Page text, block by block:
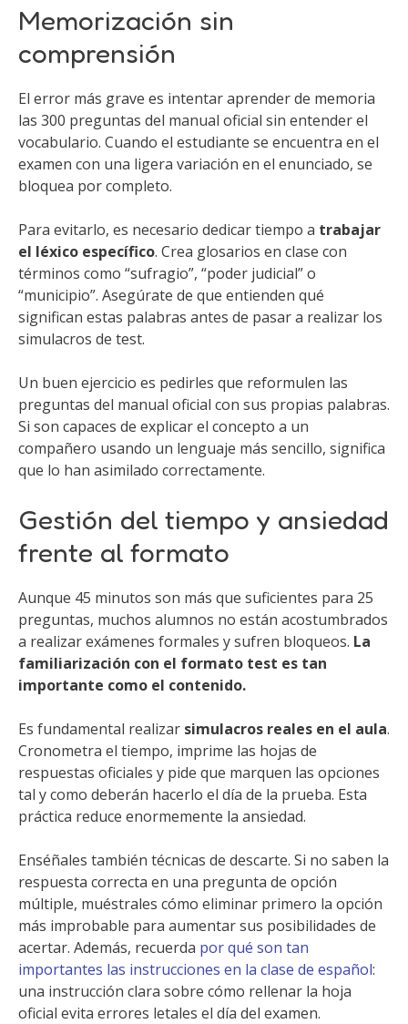
Memorización sin
comprensión
El error más grave es intentar aprender de memoria
las 300 preguntas del manual oficial sin entender el
vocabulario. Cuando el estudiante se encuentra en el
examen con una ligera variación en el enunciado, se
bloquea por completo.
Para evitarlo, es necesario dedicar tiempo a trabajar
el léxico específico. Crea glosarios en clase con
términos como “sufragio”, “poder judicial” o
“municipio”. Asegúrate de que entienden qué
significan estas palabras antes de pasar a realizar los
simulacros de test.
Un buen ejercicio es pedirles que reformulen las
preguntas del manual oficial con sus propias palabras.
Si son capaces de explicar el concepto a un
compañero usando un lenguaje más sencillo, significa
que lo han asimilado correctamente.
Gestión del tiempo y ansiedad
frente al formato
Aunque 45 minutos son más que suficientes para 25
preguntas, muchos alumnos no están acostumbrados
a realizar exámenes formales y sufren bloqueos. La
familiarización con el formato test es tan
importante como el contenido.
Es fundamental realizar simulacros reales en el aula.
Cronometra el tiempo, imprime las hojas de
respuestas oficiales y pide que marquen las opciones
tal y como deberán hacerlo el día de la prueba. Esta
práctica reduce enormemente la ansiedad.
Enséñales también técnicas de descarte. Si no saben la
respuesta correcta en una pregunta de opción
múltiple, muéstrales cómo eliminar primero la opción
más improbable para aumentar sus posibilidades de
acertar. Además, recuerda por qué son tan
importantes las instrucciones en la clase de español:
una instrucción clara sobre cómo rellenar la hoja
oficial evita errores letales el día del examen.